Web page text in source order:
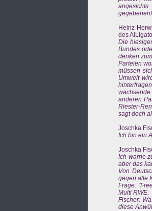
Heinz-
des
Die
Bundes
denken
Parteien
müssen
Umwelt
anderen
Riester-
sagt doch
Joschka
Ich bin ein
Joschka
Ich warne
aber das
Von
gegen alle
Frage:
Multi RWE.
Fischer:
diese